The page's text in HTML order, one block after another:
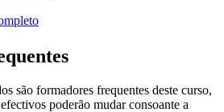
são formadores frequentes deste curso,
poderão mudar consoante a